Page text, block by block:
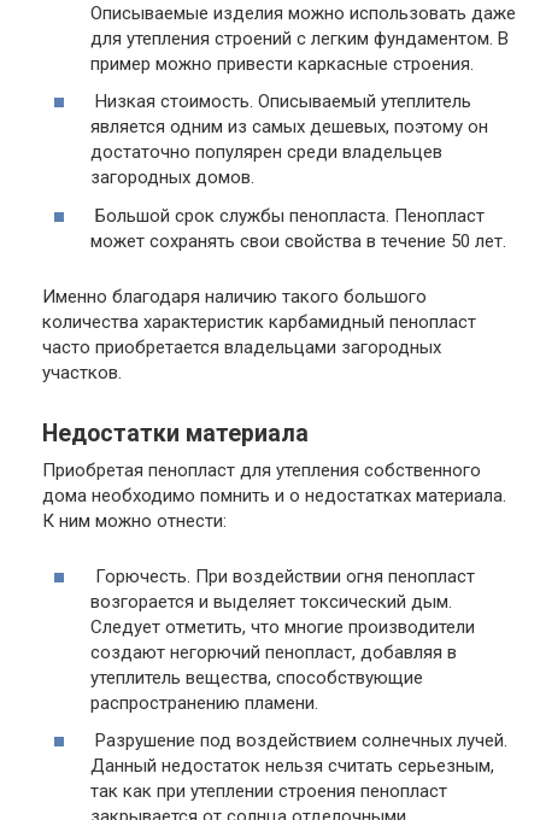
Описываемые изделия можно использовать даже
для утепления строений с легким фундаментом. В
пример можно привести каркасные строения.
Низкая стоимость. Описываемый утеплитель
является одним из самых дешевых, поэтому он
достаточно популярен среди владельцев
загородных домов.
Большой срок службы пенопласта. Пенопласт
может сохранять свои свойства в течение 50 лет.
Именно благодаря наличию такого большого
количества характеристик карбамидный пенопласт
часто приобретается владельцами загородных
участков.
Недостатки материала
Приобретая пенопласт для утепления собственного
дома необходимо помнить и о недостатках материала.
К ним можно отнести:
Горючесть. При воздействии огня пенопласт
возгорается и выделяет токсический дым.
Следует отметить, что многие производители
создают негорючий пенопласт, добавляя в
утеплитель вещества, способствующие
распространению пламени.
Разрушение под воздействием солнечных лучей.
Данный недостаток нельзя считать серьезным,
так как при утеплении строения пенопласт